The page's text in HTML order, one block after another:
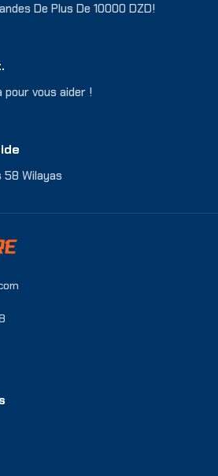
De Plus De 10000 DZD!
pour vous aider !
58 Wilayas